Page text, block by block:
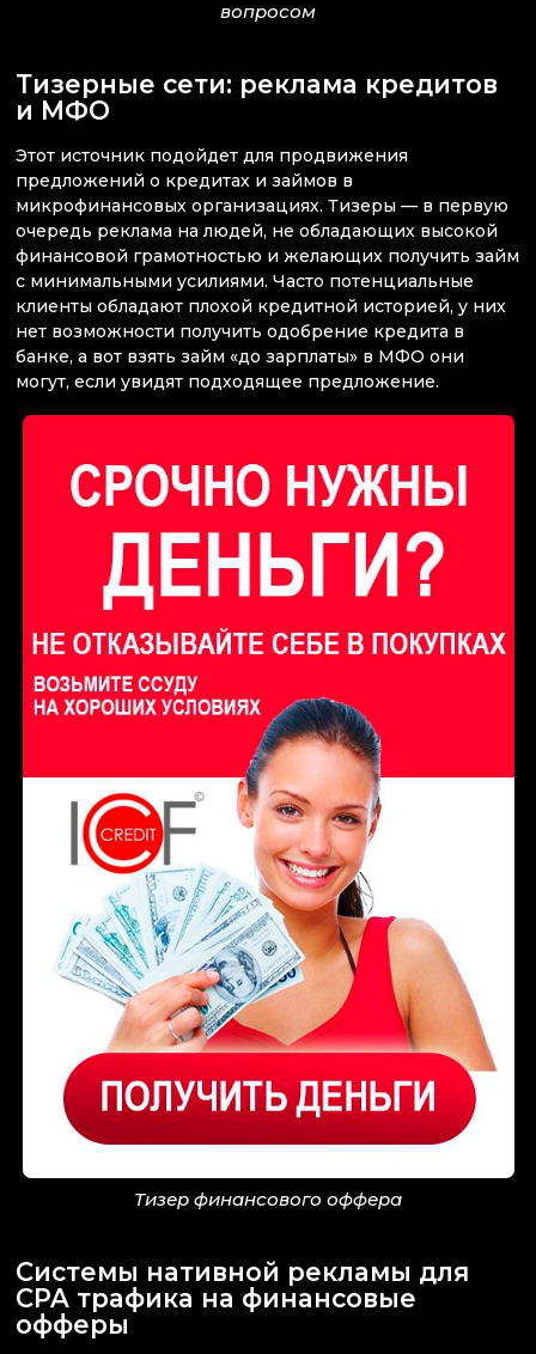
вопросом
Тизерные сети: реклама кредитов
и МФО
Этот источник подойдет для продвижения
предложений о кредитах и займов в
микрофинансовых организациях. Тизеры — в первую
очередь реклама на людей, не обладающих высокой
финансовой грамотностью и желающих получить займ
с минимальными усилиями. Часто потенциальные
клиенты обладают плохой кредитной историей, у них
нет возможности получить одобрение кредита в
банке, а вот взять займ «до зарплаты» в МФО они
могут, если увидят подходящее предложение.
Тизер финансового оффера
Системы нативной рекламы для
CPA трафика на финансовые
офферы